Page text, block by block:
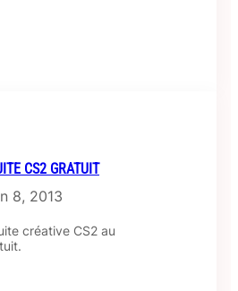
CS2 GRATUIT
8, 2013
créative CS2 au